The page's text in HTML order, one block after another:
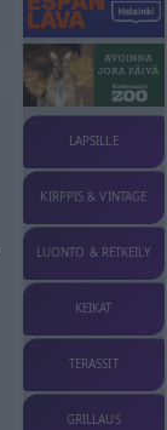
LAPSILLE
KIRPPIS & VINTAGE
LUONTO & RETKEILY
KEIKAT
TERASSIT
GRILLAUS